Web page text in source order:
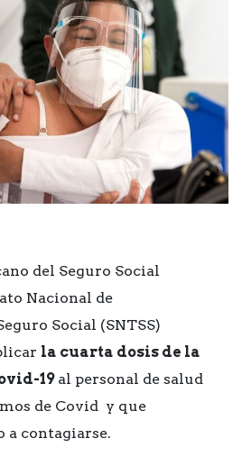
del Seguro Social
Nacional de
Social (SNTSS)
la cuarta dosis de la
19al personal de salud
de Covid y que
a contagiarse.